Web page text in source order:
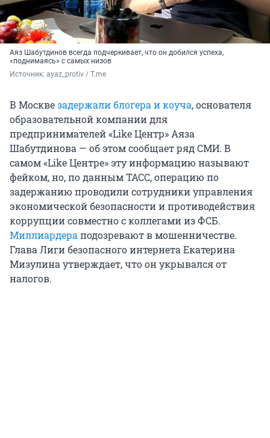
Аяз Шабутдинов всегда подчеркивает, что он добился успеха,
«поднимаясь» с самых низов
Источник: ayaz_protiv / T.me
В Москвезадержали блогера и коуча, основателя
образовательной компании для
предпринимателей «Like Центр» Аяза
Шабутдинова — об этом сообщает ряд СМИ. В
самом «Like Центре» эту информацию называют
фейком, но, по данным ТАСС, операцию по
задержанию проводили сотрудники управления
экономической безопасности и противодействия
коррупции совместно с коллегами из ФСБ.
Миллиардераподозревают в мошенничестве.
Глава Лиги безопасного интернета Екатерина
Мизулина утверждает, что он укрывался от
налогов.